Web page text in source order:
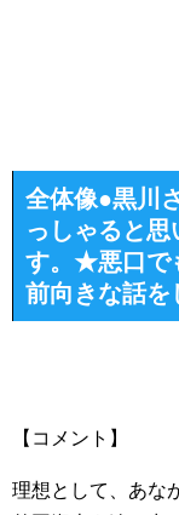
全体像●黒川
っしゃると
す。★悪口で
前向きな話を
【コメント】
理想として、あな